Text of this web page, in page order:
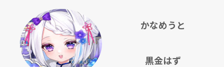
かなめうと
黒金はず